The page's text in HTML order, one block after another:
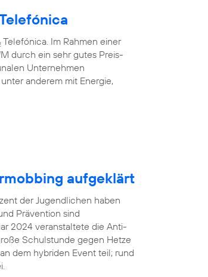
Telefónica. Im Rahmen einer
durch ein sehr gutes Preis-
Unternehmen
anderem mit Energie,
aufgeklärt
der Jugendlichen haben
Prävention sind
2024 veranstaltete die Anti-
Schulstunde gegen Hetze
dem hybriden Event teil; rund